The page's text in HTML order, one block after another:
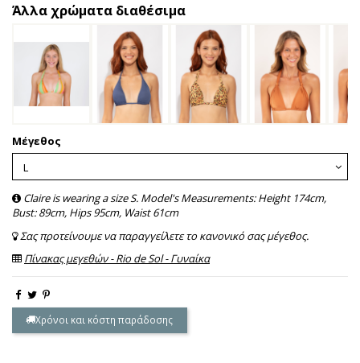
Άλλα χρώματα διαθέσιμα
Μέγεθος
Claire is wearing a size S. Model's Measurements: Height 174cm,
Bust: 89cm, Hips 95cm, Waist 61cm
Σας προτείνουμε να παραγγείλετε το κανονικό σας μέγεθος.
Πίνακας μεγεθών - Rio de Sol - Γυναίκα
Χρόνοι και κόστη παράδοσης